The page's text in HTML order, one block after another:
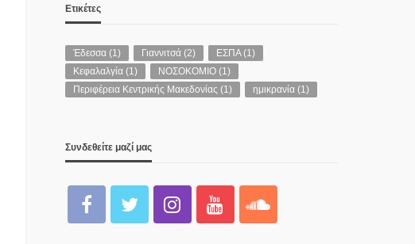
Ετικέτες
Έδεσσα(1) Γιαννιτσά(2) ΕΣΠΑ(1)
Κεφαλαλγία(1) ΝΟΣΟΚΟΜΙΟ(1)
Περιφέρεια Κεντρικής Μακεδονίας (1) ημικρανία(1)
Συνδεθείτε μαζί μας